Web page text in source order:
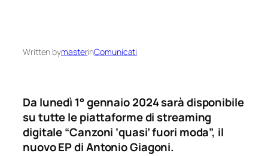
Written bymasterinComunicati
Da lunedì 1° gennaio 2024 sarà disponibile
su tutte le piattaforme di streaming
digitale “Canzoni ‘quasi’ fuori moda”, il
nuovo EP di Antonio Giagoni.